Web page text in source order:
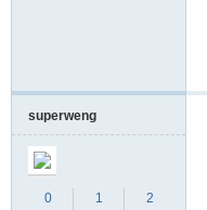
superweng
0
1
2